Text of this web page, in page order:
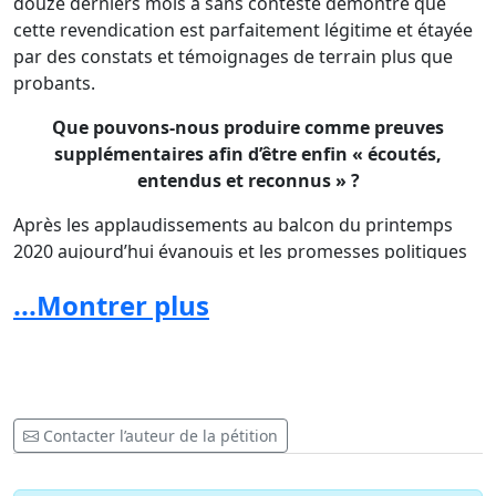
cette revendication est parfaitement légitime et étayée
par des constats et témoignages de terrain plus que
probants.
Que pouvons-nous produire comme preuves
supplémentaires afin d’être enfin « écoutés,
entendus et reconnus » ?
Après les applaudissements au balcon du printemps
2020 aujourd’hui évanouis et les promesses politiques
nos Autorités compétentes légalisent la reconnaissance
C’est absolument indispensable pour entériner la
...Montrer plus
Contacter l’auteur de la pétition